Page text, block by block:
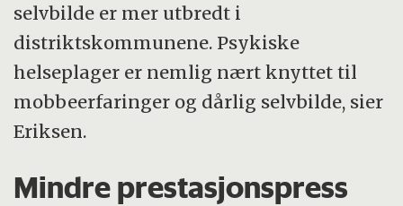
selvbilde er mer utbredt i
distriktskommunene. Psykiske
helseplager er nemlig nært knyttet til
mobbeerfaringer og dårlig selvbilde, sier
Eriksen.
Mindre prestasjonspress